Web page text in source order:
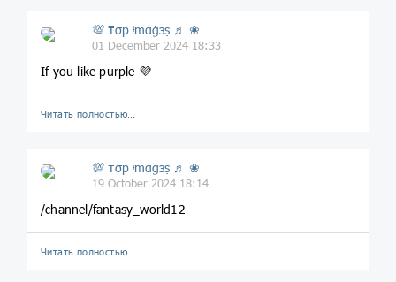
💯 ₸σp ᶤmαġзṣ ♬ ❀
01 December 2024 18:33
If you like purple 💜
Читать полностью…
💯 ₸σp ᶤmαġзṣ ♬ ❀
19 October 2024 18:14
/channel/fantasy_world12
Читать полностью…